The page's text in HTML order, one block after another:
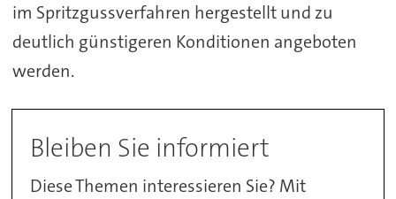
im Spritzgussverfahren hergestellt und zu
deutlich günstigeren Konditionen angeboten
werden.
Bleiben Sie informiert
Diese Themen interessieren Sie? Mit